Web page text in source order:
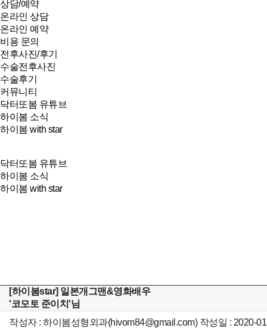
상담/예약
온라인 상담
온라인 예약
비용 문의
전후사진/후기
수술전후사진
수술후기
커뮤니티
닥터또봄 유튜브
하이봄 소식
하이봄 with star
닥터또봄 유튜브
하이봄 소식
하이봄 with star
[하이봄star] 일본개그맨&영화배우
'코모토 준이치'님
작성자 : 하이봄성형외과(hivom84@gmail.com) 작성일 : 2020-